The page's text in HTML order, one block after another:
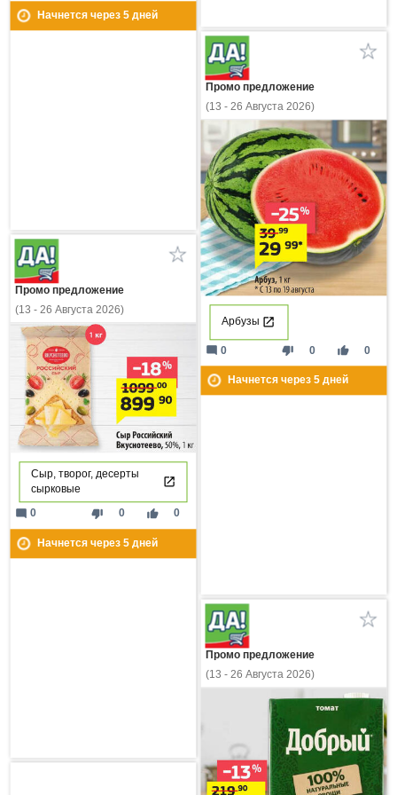
Начнется через 5дней
Промо предложение
(13 - 26 Августа 2026)
Арбузы
thumb_down 0 thumb_up 0
mode_comment 0
Начнется через 5дней
Промо предложение
(13 - 26 Августа 2026)
Сыр, творог, десерты
сырковые
thumb_down 0 thumb_up 0
mode_comment 0
Начнется через 5дней
Промо предложение
(13 - 26 Августа 2026)